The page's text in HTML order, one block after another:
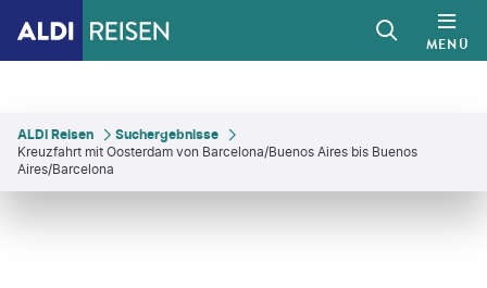
MENÜ
ALDI Reisen
Suchergebnisse
Kreuzfahrt mit Oosterdam von Barcelona/Buenos Aires bis Buenos
Aires/Barcelona